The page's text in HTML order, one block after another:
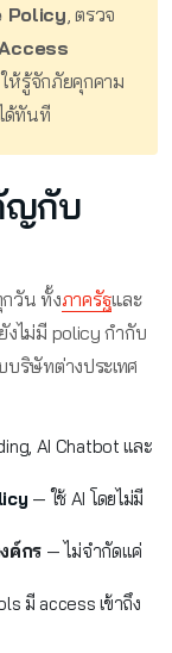
Policy , ตรวจ
ห้รู้จักภัยคุกคาม
ด้ทันที
ญกับ
วัน ทั้งภาครัฐและ
งไม่มี policy กำกับ
ริษัทต่างประเทศ
AI Chatbot และ
— ใช้ AI โดยไม่มี
ค์กร — ไม่จำกัดแค่
มี access เข้าถึง